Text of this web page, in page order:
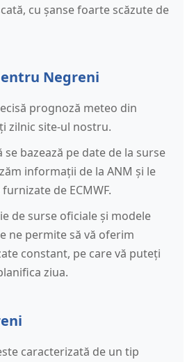
cu șanse foarte scăzute de
Negreni
prognoză meteo din
zilnic site-ul nostru.
bazează pe date de la surse
informații de la ANM și le
de ECMWF.
de surse oficiale și modele
ne permite să vă oferim
constant, pe care vă puteți
ziua.
caracterizată de un tip